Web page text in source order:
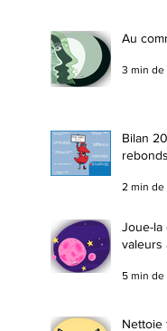
Au
3 min
Bilan
2 min
Joue-la
valeurs
5 min
Nettoie